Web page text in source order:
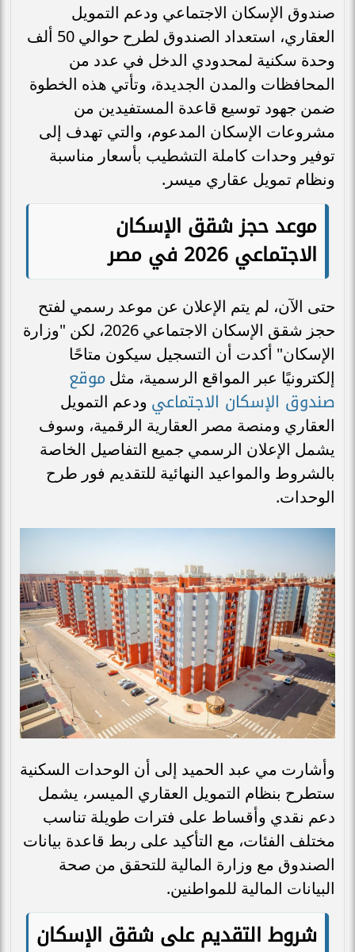
صندوق الإسكان الاجتماعي ودعم التمويل
العقاري، استعداد الصندوق لطرح حوالي 50 ألف
وحدة سكنية لمحدودي الدخل في عدد من
المحافظات والمدن الجديدة، وتأتي هذه الخطوة
ضمن جهود توسيع قاعدة المستفيدين من
مشروعات الإسكان المدعوم، والتي تهدف إلى
توفير وحدات كاملة التشطيب بأسعار مناسبة
ونظام تمويل عقاري ميسر.
موعد حجز شقق الإسكان
الاجتماعي 2026 في مصر
حتى الآن، لم يتم الإعلان عن موعد رسمي لفتح
حجز شقق الإسكان الاجتماعي 2026، لكن "وزارة
الإسكان" أكدت أن التسجيل سيكون متاحًا
إلكترونيًا عبر المواقع الرسمية، مثل موقع
صندوق الإسكان الاجتماعي ودعم التمويل
العقاري ومنصة مصر العقارية الرقمية، وسوف
يشمل الإعلان الرسمي جميع التفاصيل الخاصة
بالشروط والمواعيد النهائية للتقديم فور طرح
الوحدات.
وأشارت مي عبد الحميد إلى أن الوحدات السكنية
ستطرح بنظام التمويل العقاري الميسر، يشمل
دعم نقدي وأقساط على فترات طويلة تناسب
مختلف الفئات، مع التأكيد على ربط قاعدة بيانات
الصندوق مع وزارة المالية للتحقق من صحة
البيانات المالية للمواطنين.
شروط التقديم على شقق الإسكان